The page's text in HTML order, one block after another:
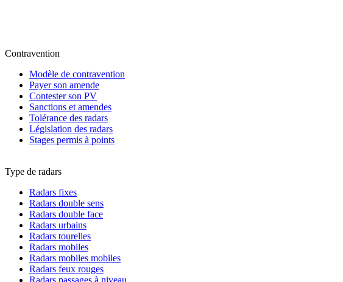
Contravention
Modèle de contravention
Payer son amende
Contester son PV
Sanctions et amendes
Tolérance des radars
Législation des radars
Stages permis à points
Type de radars
Radars fixes
Radars double sens
Radars double face
Radars urbains
Radars tourelles
Radars mobiles
Radars mobiles mobiles
Radars feux rouges
Radars passages à niveau